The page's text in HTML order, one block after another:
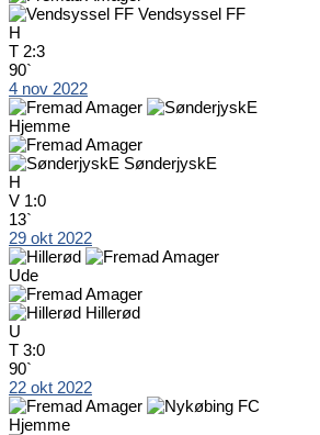
Vendsyssel FF
H
T 2:3
90`
4 nov 2022
Hjemme
SønderjyskE
H
V 1:0
13`
29 okt 2022
Ude
Hillerød
U
T 3:0
90`
22 okt 2022
Hjemme